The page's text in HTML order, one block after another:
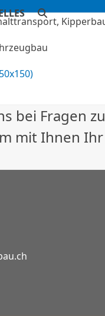
bei Fragen zu
mit Ihnen Ihr